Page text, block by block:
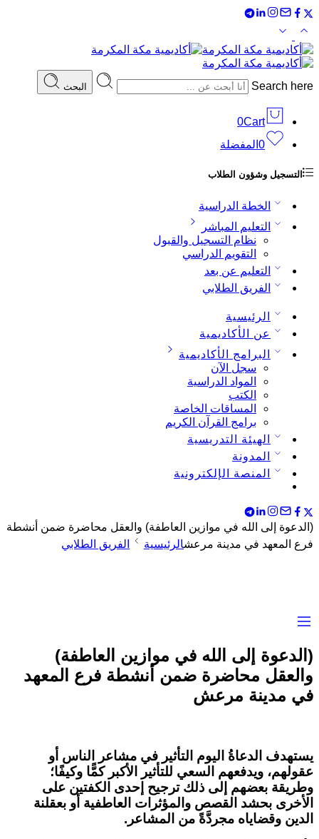
Search here البحث
0Cart
0 المفضلة
التسجيل وشؤون الطلاب
الخطة الدراسية
التعليم المباشر
نظام التسجيل والقبول
التقويم الدراسي
التعليم عن بعد
الفريق الطلابي
الرئيسية
عن الأكاديمية
البرامج الأكاديمية
سجل الآن
المواد الدراسية
الكتب
المساقات الخاصة
برامج القرآن الكريم
الهيئة التدريسية
المدونة
المنصة الإلكترونية
(الدعوة إلى الله في موازين العاطفة) والعقل محاضرة ضمن أنشطة
فرع المعهد في مدينة مرعشالرئيسية الفريق الطلابي
(الدعوة إلى الله في موازين العاطفة)
والعقل محاضرة ضمن أنشطة فرع المعهد
في مدينة مرعش
يستهدف الدعاةُ اليوم التأثير في مشاعر الناس أو
عقولهم، ويدفعهم السعي للتأثير الأكبر كمًّا وكيفًا؛
وطريقة بعضهم إلى ذلك ترجيح إحدى الكفتين على
الأخرى بحشد القصص والمؤثرات العاطفية أو بعقلنة
الدين وقضاياه مجردَّةً من المشاعر.